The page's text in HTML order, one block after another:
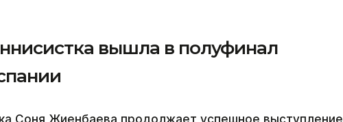
вышла в полуфинал